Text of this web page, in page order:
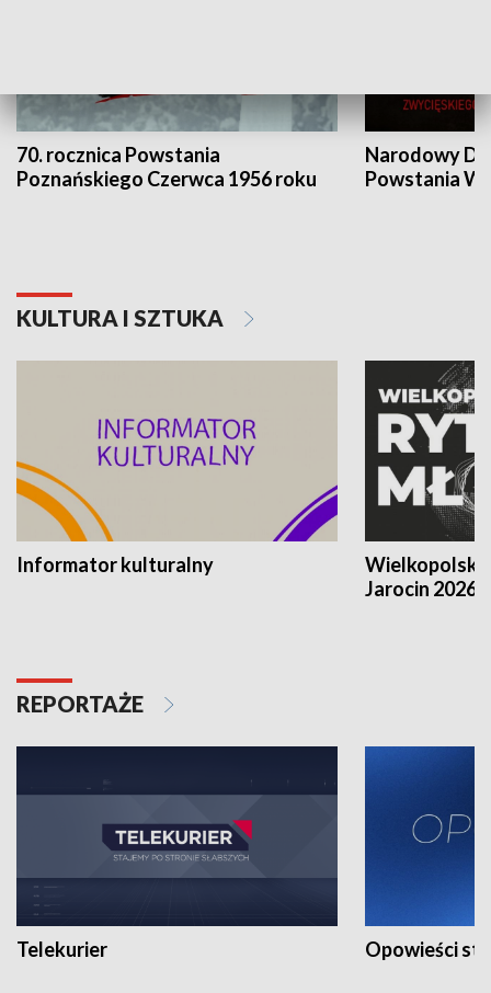
70. rocznica Powstania
Poznańskiego Czerwca 1956 roku
Narodowy
Powstania
KULTURA I SZTUKA
Informator kulturalny
Jarocin 2026
REPORTAŻE
Telekurier Opowieści